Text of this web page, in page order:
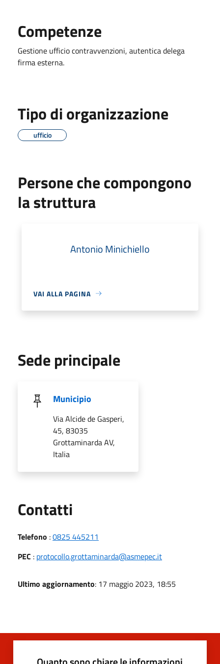
Competenze
Gestione ufficio contravvenzioni, autentica delega
firma esterna.
Tipo di organizzazione
ufficio
Persone che compongono
la struttura
Antonio Minichiello
VAI ALLA PAGINA
Sede principale
Municipio
Via Alcide de Gasperi,
45, 83035
Grottaminarda AV,
Italia
Contatti
Telefono :0825 445211
PEC : protocollo.grottaminarda@asmepec.it
Ultimo aggiornamento: 17 maggio 2023, 18:55